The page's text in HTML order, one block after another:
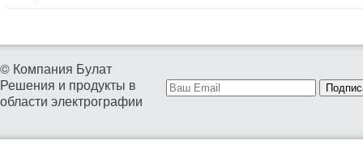
© Компания Булат
Решения и продукты в
области электрографии